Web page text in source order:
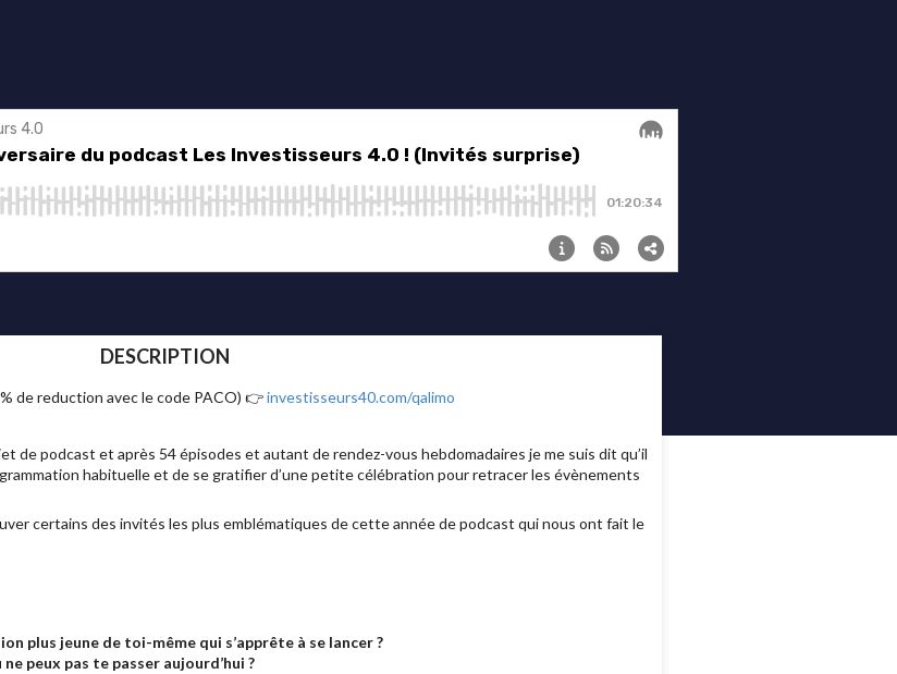
DESCRIPTION
de reduction avec le code PACO) 👉investisseurs40.com/qalimo
de podcast et après 54 épisodes et autant de rendez-vous hebdomadaires je me suis dit qu’il
habituelle et de se gratifier d’une petite célébration pour retracer les évènements
certains des invités les plus emblématiques de cette année de podcast qui nous ont fait le
plus jeune de toi-même qui s’apprête à se lancer ?
peux pas te passer aujourd’hui ?